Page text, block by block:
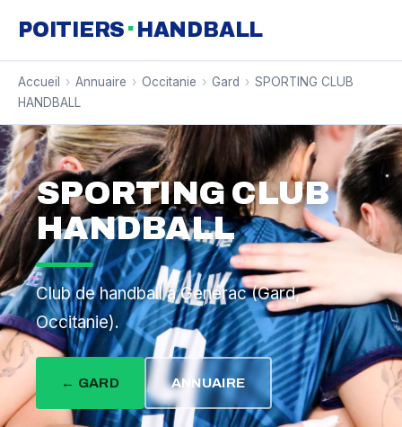
POITIERS · HANDBALL
Accueil › Annuaire › Occitanie › Gard › SPORTING CLUB
HANDBALL
SPORTING CLUB
HANDBALL
Club de handball à Generac (Gard,
Occitanie).
← GARD ANNUAIRE